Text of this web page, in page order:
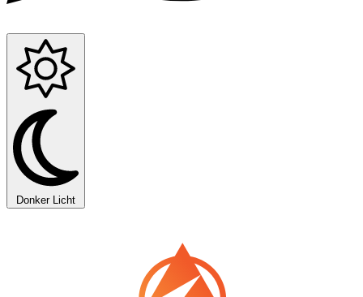
Donker Licht